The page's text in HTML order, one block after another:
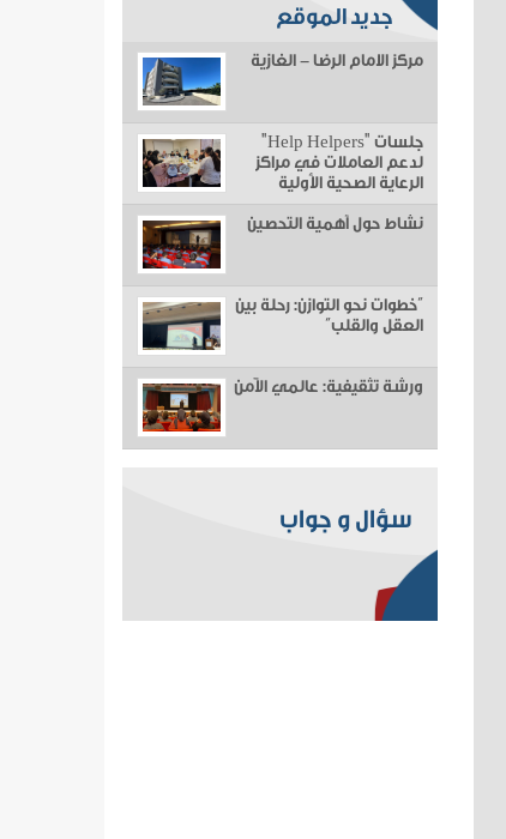
جديد الموقع
مركز الامام الرضا - الغازية
جلسات "Help Helpers"
لدعم العاملات في مراكز
الرعاية الصحية الأولية
نشاط حول أهمية التحصين
“خطوات نحو التوازن: رحلة بين
العقل والقلب”
ورشة تثقيفية: عالمي الآمن
سؤال و جواب